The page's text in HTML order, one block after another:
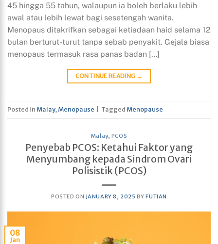
45 hingga 55 tahun, walaupun ia boleh berlaku lebih
awal atau lebih lewat bagi sesetengah wanita.
Menopaus ditakrifkan sebagai ketiadaan haid selama 12
bulan berturut-turut tanpa sebab penyakit. Gejala biasa
menopaus termasuk rasa panas badan […]
CONTINUE READING →
Posted in Malay,Menopause Tagged Menopause
Malay, PCOS
Penyebab PCOS: Ketahui Faktor yang
Menyumbang kepada Sindrom Ovari
Polisistik (PCOS)
POSTED ON JANUARY 8, 2025 BYFUTIAN
08
Jan